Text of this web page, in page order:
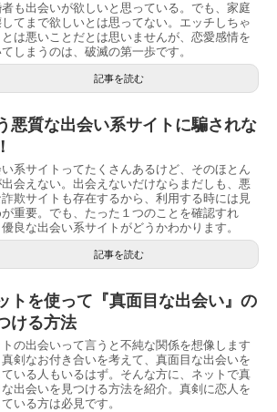
者も出会いが欲しいと思っている。でも、家庭
してまで欲しいとは思ってない。エッチしちゃ
とは悪いことだとは思いませんが、恋愛感情を
しまうのは、破滅の第一歩です。
記事を読む
悪質な出会い系サイトに騙されな
系サイトってたくさんあるけど、そのほとん
出会えない。出会えないだけならまだしも、悪
欺サイトも存在するから、利用する時には見
重要。でも、たった１つのことを確認すれ
良な出会い系サイトがどうかわかります。
記事を読む
トを使って『真面目な出会い』の
ける方法
トの出会いって言うと不純な関係を想像します
真剣なお付き合いを考えて、真面目な出会いを
いる人もいるはず。そんな方に、ネットで真
出会いを見つける方法を紹介。真剣に恋人を
いる方は必見です。